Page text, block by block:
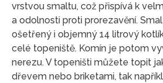
vrstvou smaltu, což přispívá k
a odolnosti proti prorezavění.
ošetřený i objemný 14 litrový
celé topeniště. Komín je potom
nerezu. V topeništi můžete topit
dřevem nebo briketami, tak